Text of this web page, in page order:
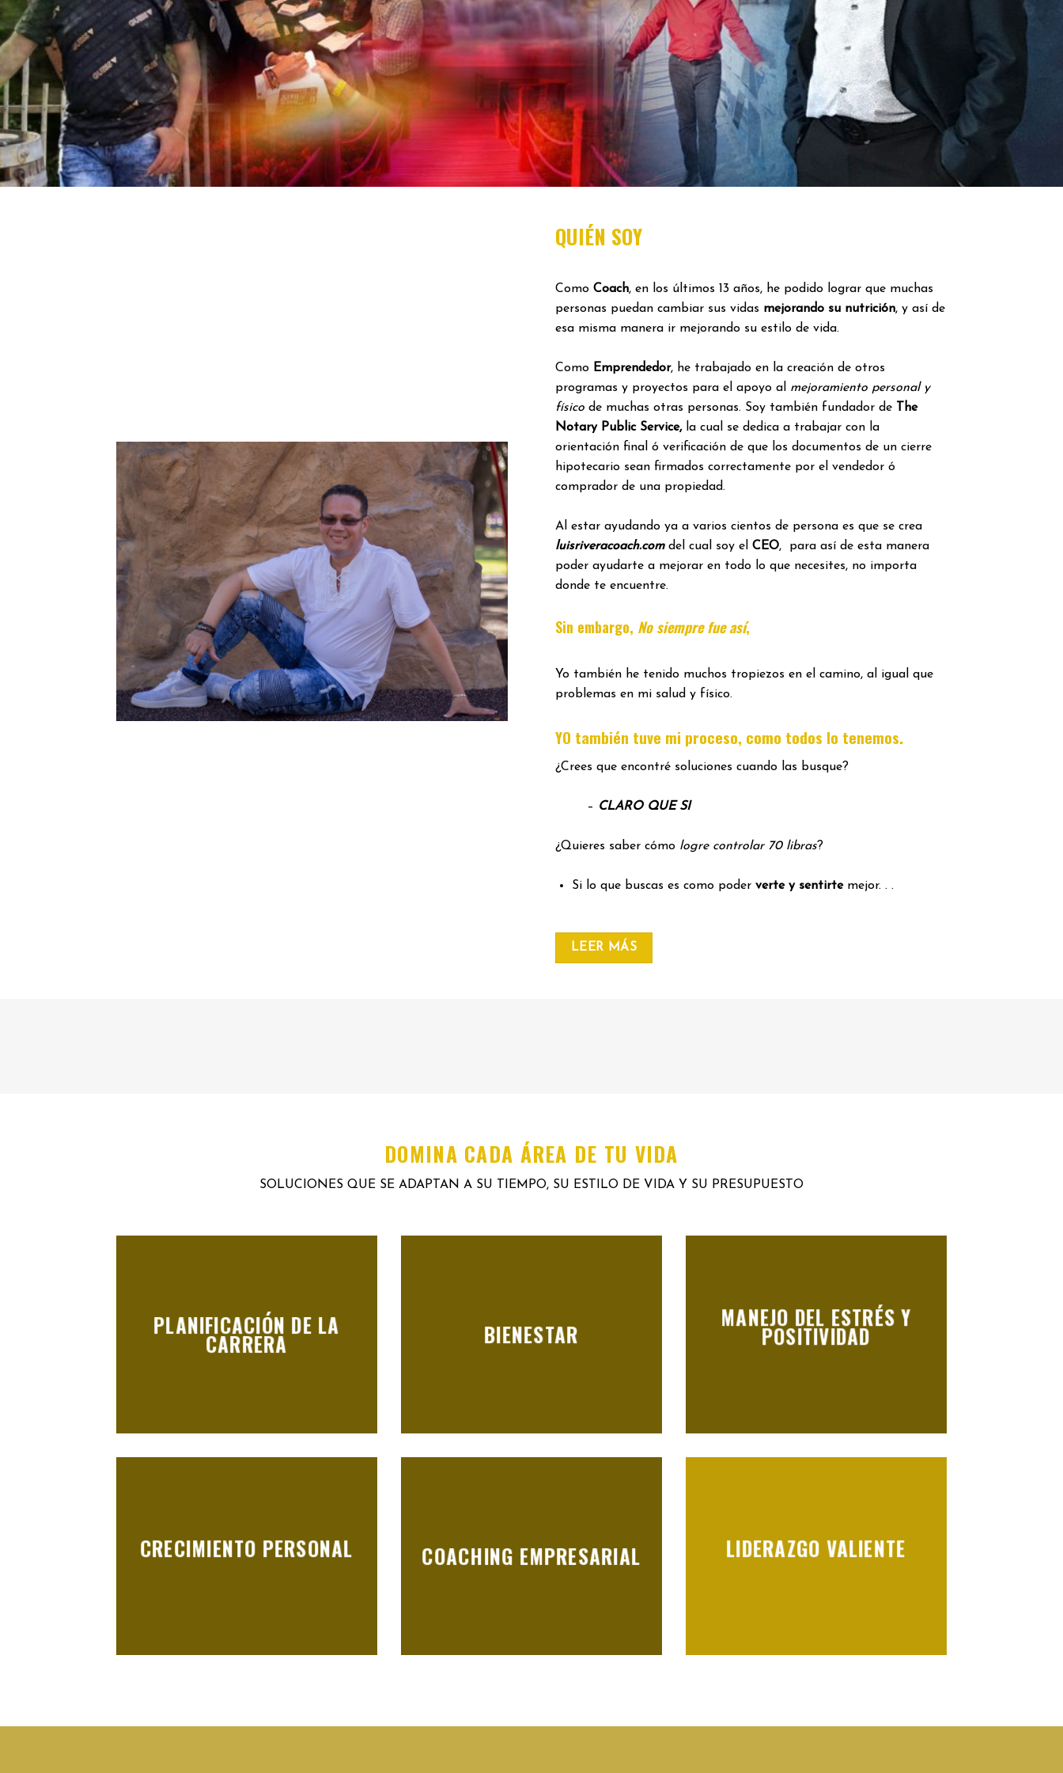
QUIÉN SOY
Como Coach, en los últimos 13 años, he podido lograr que muchas
personas puedan cambiar sus vidas mejorando su nutrición, y así de
esa misma manera ir mejorando su estilo de vida.
Como Emprendedor, he trabajado en la creación de otros
programas y proyectos para el apoyo al mejoramiento personal y
físico de muchas otras personas. Soy también fundador de
The
Notary Public Service,la cual se dedica a trabajar con la
orientación final ó verificación de que los documentos de un cierre
hipotecario sean firmados correctamente por el vendedor ó
comprador de una propiedad.
Al estar ayudando ya a varios cientos de persona es que se crea
luisriveracoach.comdel cual soy el CEO, para así de esta manera
poder ayudarte a mejorar en todo lo que necesites, no importa
donde te encuentre.
Sin embargo, No siempre fue así,
Yo también he tenido muchos tropiezos en el camino, al igual que
problemas en mi salud y físico.
YO también tuve mi proceso, como todos lo tenemos.
¿Crees que encontré soluciones cuando las busque?
– CLARO QUE SI
¿Quieres saber cómo logre controlar 70 libras?
Si lo que buscas es como poder verte y sentirtemejor. . .
LEER MÁS
DOMINA CADA ÁREA DE TU VIDA
SOLUCIONES QUE SE ADAPTAN A SU TIEMPO, SU ESTILO DE VIDA Y SU PRESUPUESTO
PLANIFICACIÓN DE LA
CARRERA BIENESTAR
MANEJO DEL ESTRÉS Y
POSITIVIDAD
CRECIMIENTO PERSONAL COACHING EMPRESARIAL LIDERAZGO VALIENTE